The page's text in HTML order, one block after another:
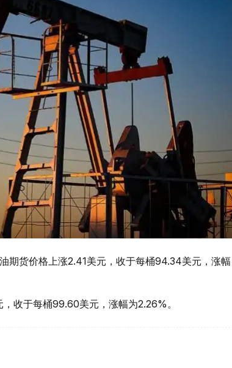
期货价格上涨2.41美元，收于每桶94.34美元，涨幅
收于每桶99.60美元，涨幅为2.26%。